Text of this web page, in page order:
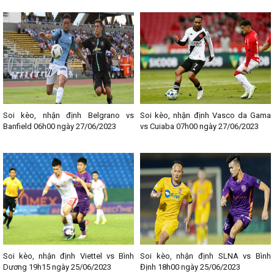
kqbongda.net, nhằm để cập nhật nhanh chóng và chính xác các
thông tin liên quan đến từng trận đấu bóng đá. Chia sẻ địa chỉ giải
trí uy tín, chất lượng này đến với Fan hâm mộ bóng đá các bạn
nhé!
--------------------------------
Lịch thi đấu bóng đá các giải nổi bật:
- Lịch thi đấu Ngoại hạng Anh
- Lịch thi đấu La Liga
- Lịch thi đấu Bundesliga
- Lịch thi đấu V - League
- Lịch thi đấu Cup C1
Soi kèo, nhận định Belgrano vs
Banfield 06h00 ngày 27/06/2023
Soi kèo, nhận định Vasco da Gama
vs Cuiaba 07h00 ngày 27/06/2023
Soi kèo, nhận định Viettel vs Bình
Dương 19h15 ngày 25/06/2023
Soi kèo, nhận định SLNA vs Bình
Định 18h00 ngày 25/06/2023